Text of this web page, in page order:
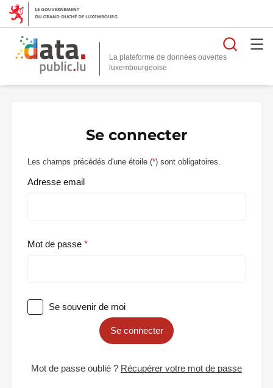
La plateforme de données ouvertes
Se connecter
Les champs précédés d'une étoile (*) sont obligatoires.
Adresse email
Mot de passe
Se souvenir de moi
Se connecter
Mot de passe oublié ? Récupérer votre mot de passe